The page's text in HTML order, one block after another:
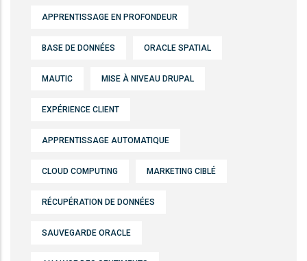
APPRENTISSAGE EN PROFONDEUR
BASE DE DONNÉES ORACLE SPATIAL
MAUTIC MISE À NIVEAU DRUPAL
EXPÉRIENCE CLIENT
APPRENTISSAGE AUTOMATIQUE
CLOUD COMPUTING MARKETING CIBLÉ
RÉCUPÉRATION DE DONNÉES
SAUVEGARDE ORACLE